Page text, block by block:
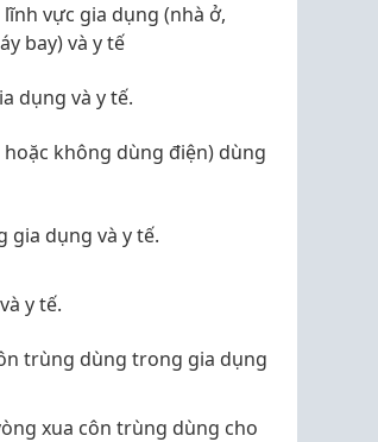
vực gia dụng (nhà ở,
bay) và y tế
dụng và y tế.
không dùng điện) dùng
gia dụng và y tế.
y tế.
trùng dùng trong gia dụng
xua côn trùng dùng cho